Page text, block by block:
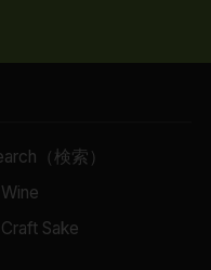
（検索）
Sake